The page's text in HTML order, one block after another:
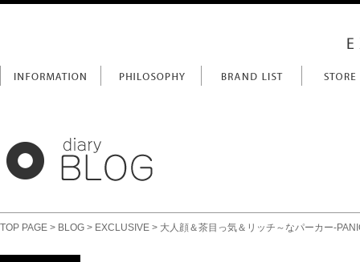
TOP PAGE > BLOG > EXCLUSIVE > 大人顔＆茶目っ気＆リッチ～なパーカー-